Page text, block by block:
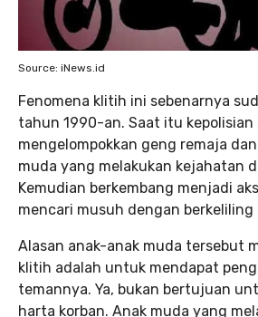
Source: iNews.id
Fenomena klitih ini sebenarnya
tahun 1990-an. Saat itu kepolisian
mengelompokkan geng remaja
muda yang melakukan kejahatan
Kemudian berkembang menjadi
mencari musuh dengan berkeliling
Alasan anak-anak muda tersebut
klitih adalah untuk mendapat
temannya. Ya, bukan bertujuan
harta korban. Anak muda yang